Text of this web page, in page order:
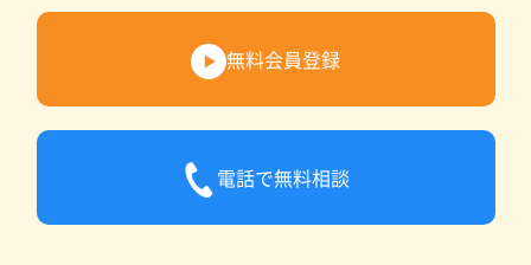
無料会員登録
電話で無料相談